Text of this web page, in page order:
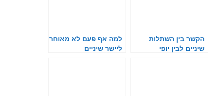
הקשר בין השתלות
שיניים לבין יופי
למה אף פעם לא מאוחר
ליישר שיניים